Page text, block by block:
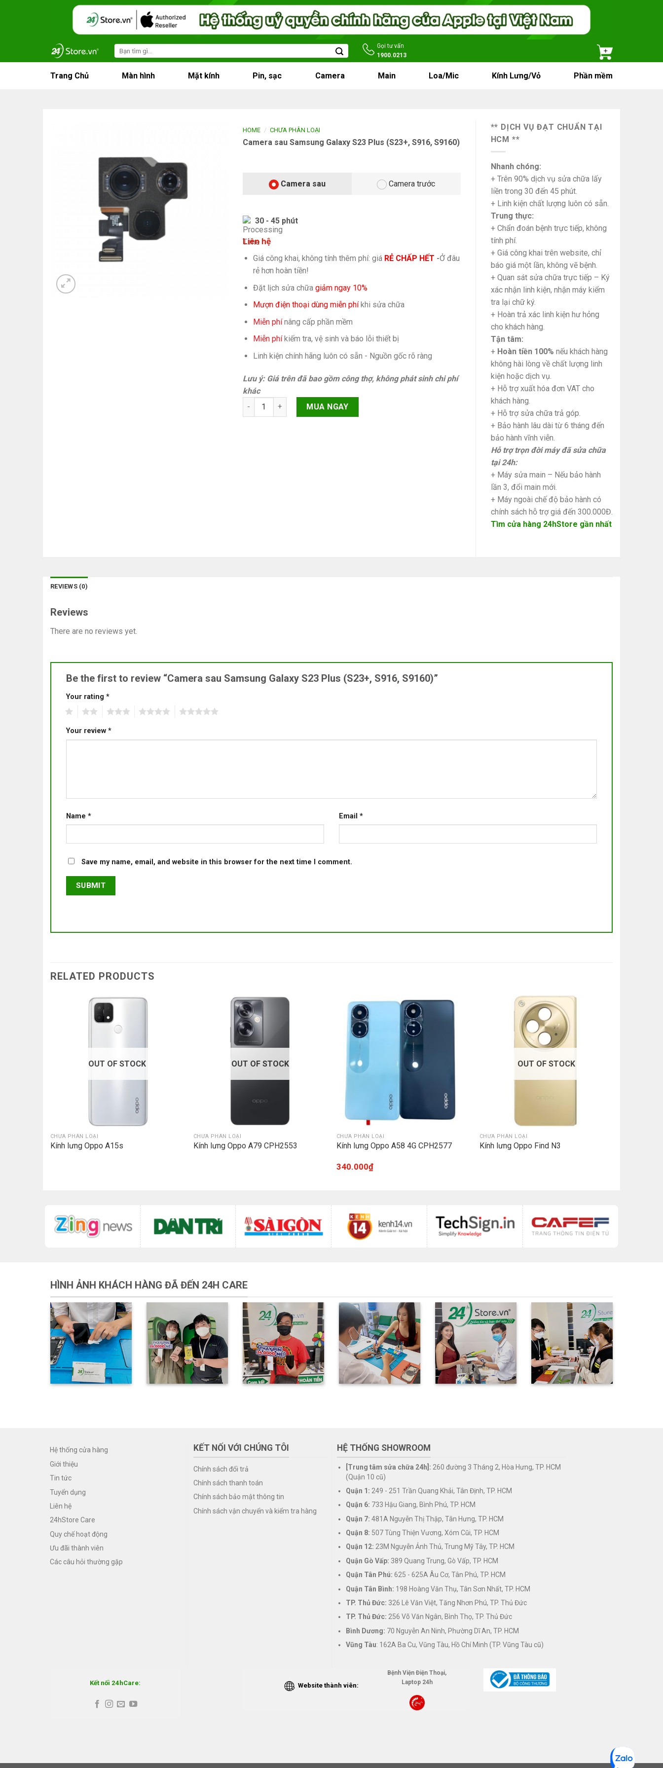
Search
for:
Gọi tư vấn
1900.0213
Trang Chủ Màn hình Mặt kính Pin, sạc Camera Main Loa/Mic Kính Lưng/Vỏ Phần mềm
HOME / CHƯA PHÂN LOẠI
Camera sau Samsung Galaxy S23 Plus (S23+, S916, S9160)
Camera sau Camera trước
30 - 45 phút
Liên hệ
Giá công khai, không tính thêm phí: giá RẺ CHẤP HẾT -Ở đâu
rẻ hơn hoàn tiền!
Đặt lịch sửa chữa giảm ngay 10%
Mượn điện thoại dùng miễn phíkhi sửa chữa
Miễn phínâng cấp phần mềm
Miễn phíkiếm tra, vệ sinh và báo lỗi thiết bị
Linh kiện chính hãng luôn có sẵn - Nguồn gốc rõ ràng
Lưu ý: Giá trên đã bao gồm công thợ, không phát sinh chi phí
khác
Camera sau Samsung Galaxy S23 Plus (S23+, S916, S9160) quantity
MUA NGAY
** DỊCH VỤ ĐẠT CHUẨN TẠI
HCM **
Nhanh chóng:
+ Trên 90% dịch vụ sửa chữa lấy
liền trong 30 đến 45 phút.
+ Linh kiện chất lượng luôn có sẵn.
Trung thực:
+ Chẩn đoán bệnh trực tiếp, không
tính phí.
+ Giá công khai trên website, chỉ
báo giá một lần, không vẽ bệnh.
+ Quan sát sửa chữa trực tiếp – Ký
xác nhận linh kiện, nhận máy kiểm
tra lại chữ ký.
+ Hoàn trả xác linh kiện hư hỏng
cho khách hàng.
Tận tâm:
+ Hoàn tiền 100% nếu khách hàng
không hài lòng về chất lượng linh
kiện hoặc dịch vụ.
+ Hỗ trợ xuất hóa đơn VAT cho
khách hàng.
+ Hỗ trợ sửa chữa trả góp.
+ Bảo hành lâu dài từ 6 tháng đến
bảo hành vĩnh viễn.
Hỗ trợ trọn đời máy đã sửa chữa
tại 24h:
+ Máy sửa main – Nếu bảo hành
lần 3, đổi main mới.
+ Máy ngoài chế độ bảo hành có
chính sách hỗ trợ giá đến 300.000Đ.
Tìm cửa hàng 24hStore gần nhất
REVIEWS (0)
Reviews
There are no reviews yet.
Be the first to review “Camera sau Samsung Galaxy S23 Plus (S23+, S916, S9160)”
Your rating *
Your review *
Name * Email *
Save my name, email, and website in this browser for the next time I comment.
RELATED PRODUCTS
OUT OF STOCK
CHƯA PHÂN LOẠI
Kính lưng Oppo A15s
OUT OF STOCK
CHƯA PHÂN LOẠI
Kính lưng Oppo A79 CPH2553
CHƯA PHÂN LOẠI
Kính lưng Oppo A58 4G CPH2577
340.000₫
OUT OF STOCK
CHƯA PHÂN LOẠI
Kính lưng Oppo Find N3
HÌNH ẢNH KHÁCH HÀNG ĐÃ ĐẾN 24H CARE
Hệ thống cửa hàng
Giới thiệu
Tin tức
Tuyển dụng
Liên hệ
24hStore Care
Quy chế hoạt động
Ưu đãi thành viên
Các câu hỏi thường gặp
KẾT NỐI VỚI CHÚNG TÔI
Chính sách đổi trả
Chính sách thanh toán
Chính sách bảo mật thông tin
Chính sách vận chuyển và kiểm tra hàng
HỆ THỐNG SHOWROOM
[Trung tâm sửa chữa 24h]: 260 đường 3 Tháng 2, Hòa Hưng, TP. HCM
(Quận 10 cũ)
Quận 1: 249 - 251 Trần Quang Khải, Tân Định, TP. HCM
Quận 6: 733 Hậu Giang, Bình Phú, TP. HCM
Quận 7: 481A Nguyễn Thị Thập, Tân Hưng, TP. HCM
Quận 8: 507 Tùng Thiện Vương, Xóm Cũi, TP. HCM
Quận 12: 23M Nguyễn Ảnh Thủ, Trung Mỹ Tây, TP. HCM
Quận Gò Vấp: 389 Quang Trung, Gò Vấp, TP. HCM
Quận Tân Phú: 625 - 625A Âu Cơ, Tân Phú, TP. HCM
Quận Tân Bình: 198 Hoàng Văn Thụ, Tân Sơn Nhất, TP. HCM
TP. Thủ Đức: 326 Lê Văn Việt, Tăng Nhơn Phú, TP. Thủ Đức
TP. Thủ Đức: 256 Võ Văn Ngân, Bình Thọ, TP. Thủ Đức
Bình Dương: 70 Nguyễn An Ninh, Phường Dĩ An, TP. HCM
Vũng Tàu: 162A Ba Cu, Vũng Tàu, Hồ Chí Minh (TP. Vũng Tàu cũ)
Kết nối 24hCare: Website thành viên:
Bệnh Viện Điện Thoại,
Laptop 24h